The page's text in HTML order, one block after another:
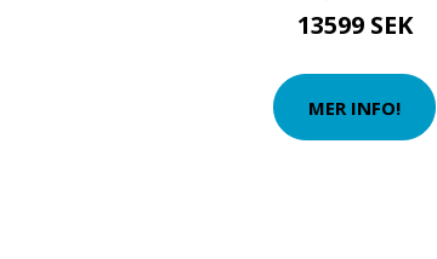
13599 SEK
MER INFO!